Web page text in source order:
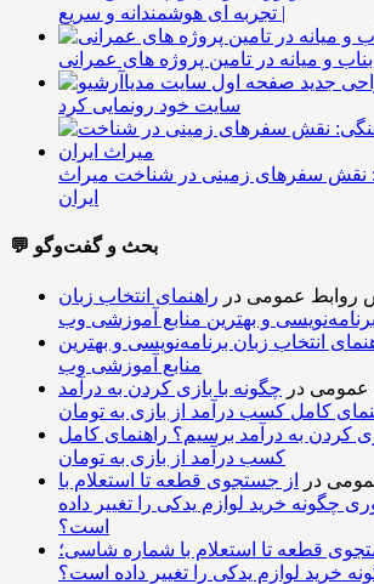
| تجربه ای هوشمندانه و سریع
و میانه در تامین پروژه های عمرانی
جدید
سایت خود رونمایی کرد
سفرهای زمینی در شناخت میراث
ایران
💬 بحث و گفت‌وگو
روابط عمومی در راهنمای انتخاب زبان
برنامه‌نویسی و بهترین منابع آموزشی وب
انتخاب زبان برنامه‌نویسی و بهترین
منابع آموزشی وب
عمومی در چگونه با بازی کردن به درآمد
کامل کسب درآمد از بازی به تومان
کردن به درآمد برسیم؟ راهنمای کامل
کسب درآمد از بازی به تومان
در
از جستجوی قطعه تا استعلام با
چگونه خرید لوازم یدکی را تغییر داده
است؟
قطعه تا استعلام با شماره شاسی؛
خرید لوازم یدکی را تغییر داده است؟